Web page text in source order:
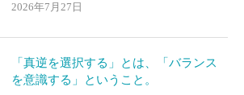
2026年7月27日
「真逆を選択する」とは、「バランス
を意識する」ということ。